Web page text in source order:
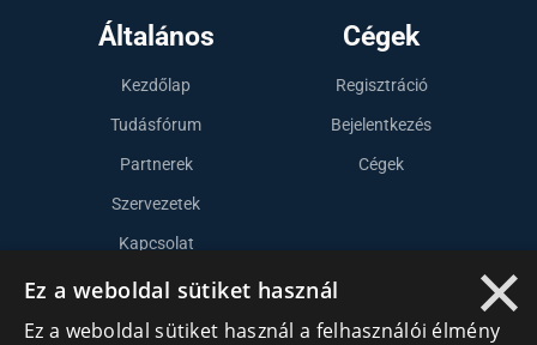
Általános
Kezdőlap
Tudásfórum
Partnerek
Szervezetek
Kapcsolat
Cégek
Regisztráció
Bejelentkezés
Cégek
Lépj kapcsolatba velünk ×
Ez a weboldal sütiket használ
Ez a weboldal sütiket használ a felhasználói élmény